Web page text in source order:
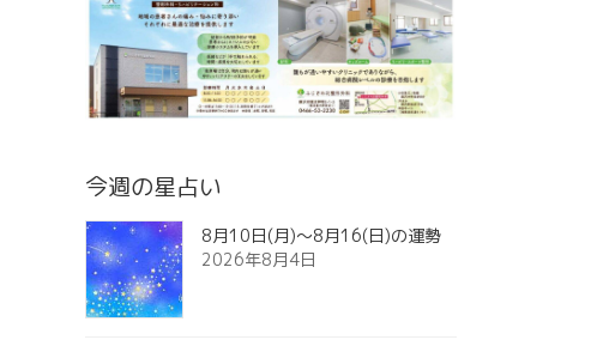
今週の星占い
8月10日(月)～8月16(日)の運勢
2026年8月4日